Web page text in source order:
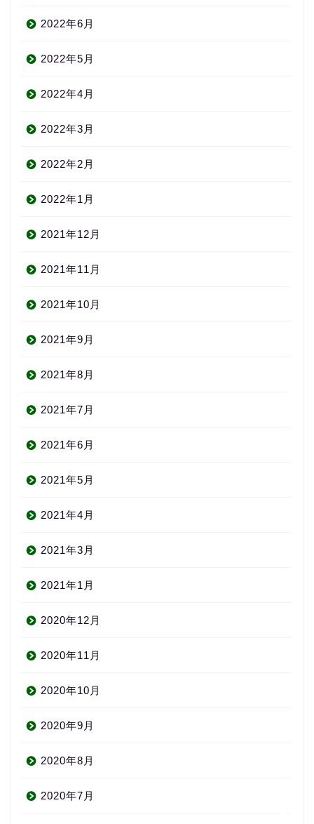
2022年6月
2022年5月
2022年4月
2022年3月
2022年2月
2022年1月
2021年12月
2021年11月
2021年10月
2021年9月
2021年8月
2021年7月
2021年6月
2021年5月
2021年4月
2021年3月
2021年1月
2020年12月
2020年11月
2020年10月
2020年9月
2020年8月
2020年7月